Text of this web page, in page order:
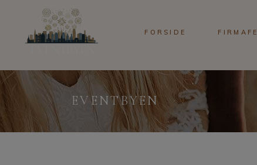
FORSIDE
EVENTBYEN